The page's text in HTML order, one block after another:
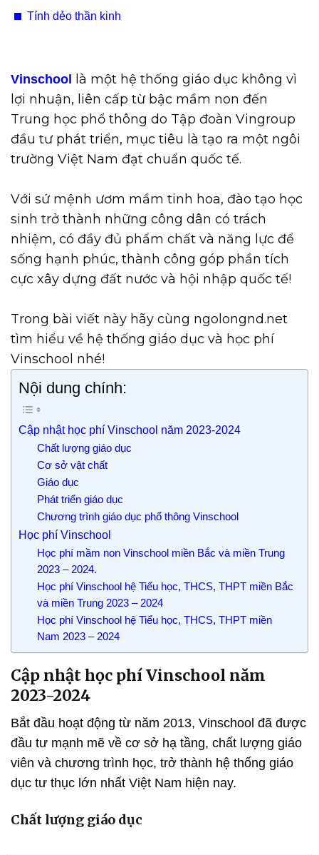
Tính dẻo thần kinh
Vinschool là một hệ thống giáo dục không vì
lợi nhuận, liên cấp từ bậc mầm non đến
Trung học phổ thông do Tập đoàn Vingroup
đầu tư phát triển, mục tiêu là tạo ra một ngôi
trường Việt Nam đạt chuẩn quốc tế.
Với sứ mệnh ươm mầm tinh hoa, đào tạo học
sinh trở thành những công dân có trách
nhiệm, có đầy đủ phẩm chất và năng lực để
sống hạnh phúc, thành công góp phần tích
cực xây dựng đất nước và hội nhập quốc tế!
Trong bài viết này hãy cùng ngolongnd.net
tìm hiểu về hệ thống giáo dục và học phí
Vinschool nhé!
Nội dung chính:
Cập nhật học phí Vinschool năm 2023-2024
Chất lượng giáo dục
Cơ sở vật chất
Giáo dục
Phát triển giáo dục
Chương trình giáo dục phổ thông Vinschool
Học phí Vinschool
Học phí mầm non Vinschool miền Bắc và miền Trung
2023 – 2024.
Học phí Vinschool hệ Tiểu học, THCS, THPT miền Bắc
và miền Trung 2023 – 2024
Học phí Vinschool hệ Tiểu học, THCS, THPT miền
Nam 2023 – 2024
Cập nhật học phí Vinschool năm
2023-2024
Bắt đầu hoạt động từ năm 2013, Vinschool đã được
đầu tư mạnh mẽ về cơ sở hạ tầng, chất lượng giáo
viên và chương trình học, trở thành hệ thống giáo
dục tư thục lớn nhất Việt Nam hiện nay.
Chất lượng giáo dục